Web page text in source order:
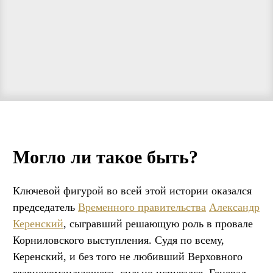
Могло ли такое быть?
Ключевой фигурой во всей этой истории оказался
председатель Временного правительства Александр
Керенский, сыгравший решающую роль в провале
Корниловского выступления. Судя по всему,
Керенский, и без того не любивший Верховного